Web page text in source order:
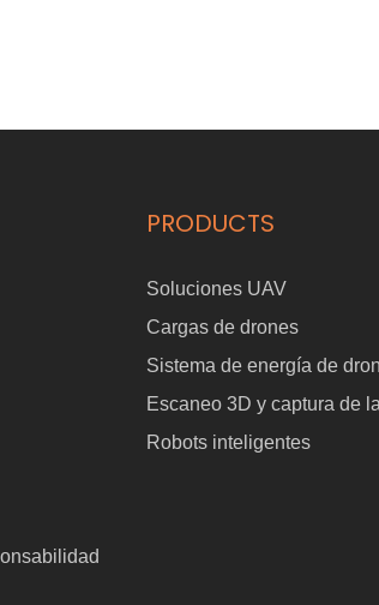
PRODUCTS
Soluciones UAV
Cargas de drones
Sistema de energía de
Escaneo 3D y captura de
Robots inteligentes